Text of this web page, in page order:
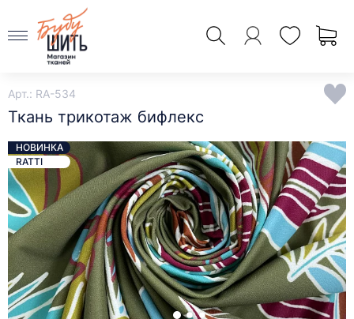
Арт.: RA-534
Ткань трикотаж бифлекс
НОВИНКА
RATTI